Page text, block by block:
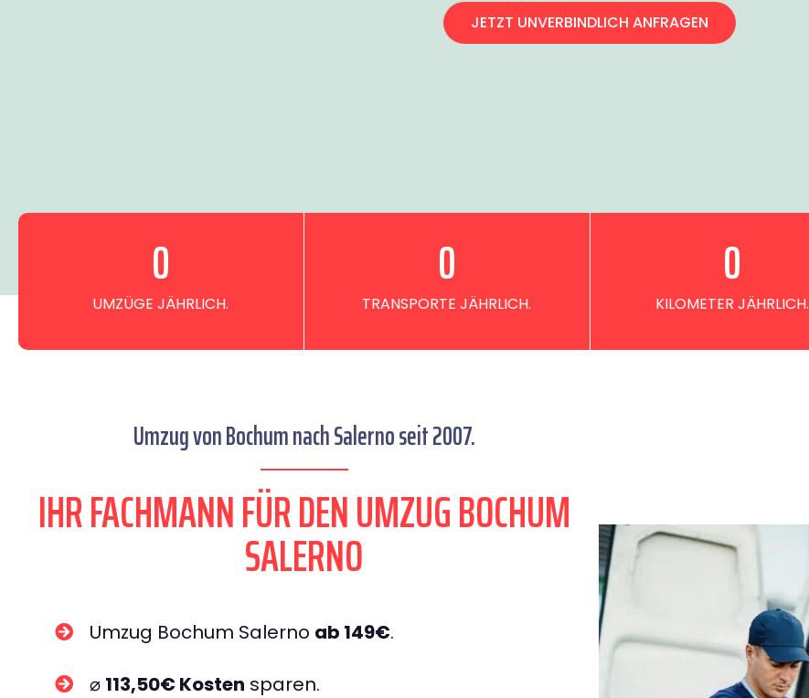
JETZT UNVERBINDLICH ANFRAGEN
UMZÜGE JÄHRLICH.
0
TRANSPORTE JÄHRLICH.
0
KILOMETER JÄHRLICH.
0
Umzug von Bochum nach Salerno seit 2007.
IHR FACHMANN FÜR DEN UMZUG BOCHUM
SALERNO
Umzug Bochum Salerno ab 149€.
⌀ 113,50€ Kosten sparen.